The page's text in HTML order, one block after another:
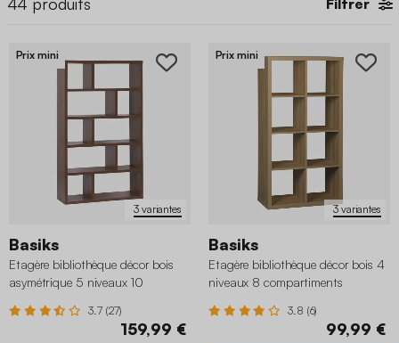
Filtrer
3 variantes
Prix mini
Basiks
Etagère bibliothèque décor bois
asymétrique 5 niveaux 10
3.7 (27)
159,99 €
3 variantes
Prix mini
Basiks
Etagère bibliothèque décor bois 4
niveaux 8 compartiments
3.8 (6)
99,99 €